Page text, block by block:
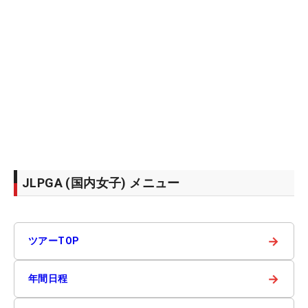
JLPGA (国内女子) メニュー
ツアーTOP →
年間日程 →